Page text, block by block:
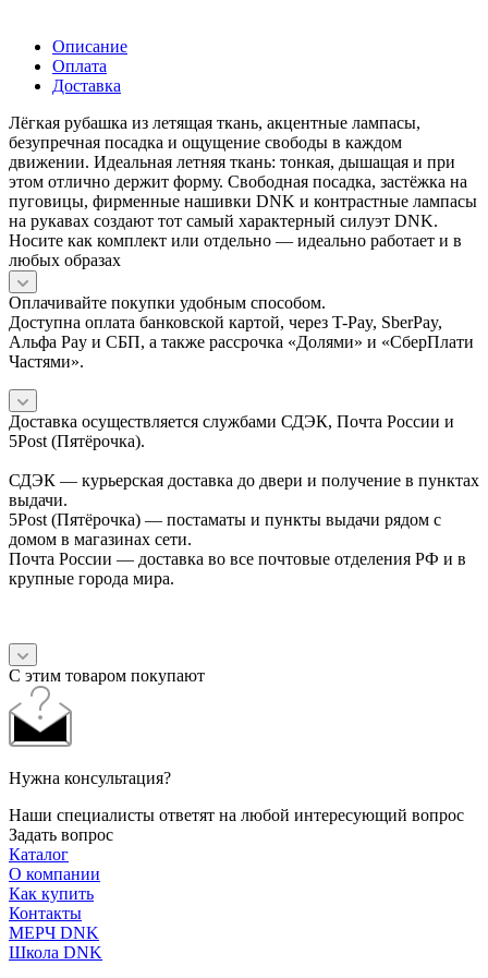
Описание
Оплата
Доставка
Лёгкая рубашка из летящая ткань, акцентные лампасы,
безупречная посадка и ощущение свободы в каждом
движении. Идеальная летняя ткань: тонкая, дышащая и при
этом отлично держит форму. Свободная посадка, застёжка на
пуговицы, фирменные нашивки DNK и контрастные лампасы
на рукавах создают тот самый характерный силуэт DNK.
Носите как комплект или отдельно — идеально работает и в
любых образах
Оплачивайте покупки удобным способом.
Доступна оплата банковской картой, через T-Pay, SberPay,
Альфа Pay и СБП, а также рассрочка «Долями» и «СберПлати
Частями».
Доставка осуществляется службами СДЭК, Почта России и
5Post (Пятёрочка).
СДЭК — курьерская доставка до двери и получение в пунктах
выдачи.
5Post (Пятёрочка) — постаматы и пункты выдачи рядом с
домом в магазинах сети.
Почта России — доставка во все почтовые отделения РФ и в
крупные города мира.
С этим товаром покупают
Нужна консультация?
Наши специалисты ответят на любой интересующий вопрос
Задать вопрос
Каталог
О компании
Как купить
Контакты
МЕРЧ DNK
Школа DNK